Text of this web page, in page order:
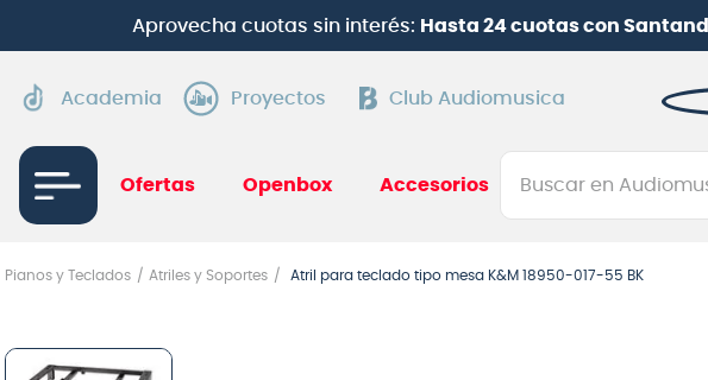
Aprovecha cuotas sin interés: Hasta 24 cuotas con
Academia Proyectos Club Audiomusica
Ofertas Openbox Accesorios
Buscar en
Pianos y Teclados Atriles y Soportes Atril para teclado tipo mesa K&M 18950-017-55 BK
1 .
guitarra electrica